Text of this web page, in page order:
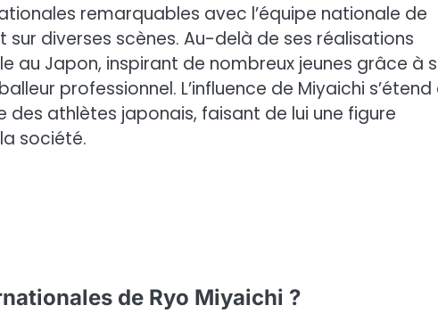
remarquables avec l’équipe nationale de
diverses scènes. Au-delà de ses réalisations
au Japon, inspirant de nombreux jeunes grâce à
professionnel. L’influence de Miyaichi s’étend
athlètes japonais, faisant de lui une figure
société.
de Ryo Miyaichi ?